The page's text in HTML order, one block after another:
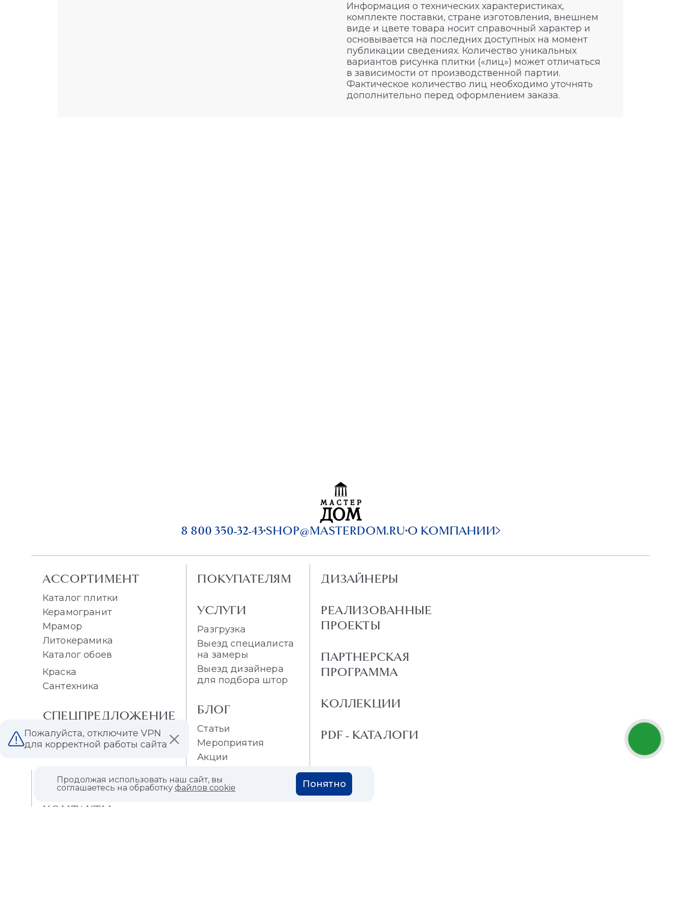
Информация о технических характеристиках,
комплекте поставки, стране изготовления, внешнем
виде и цвете товара носит справочный характер и
основывается на последних доступных на момент
публикации сведениях. Количество уникальных
вариантов рисунка плитки («лиц») может отличаться
в зависимости от производственной партии.
Фактическое количество лиц необходимо уточнять
дополнительно перед оформлением заказа.
8 800 350-32-43SHOP@MASTERDOM.RUО КОМПАНИИ
АССОРТИМЕНТ
Каталог плитки
Керамогранит
Мрамор
Литокерамика
Каталог обоев
Краска
Сантехника
СПЕЦПРЕДЛОЖЕНИЕ
Распродажа плитки
Распродажа обоев
ПОКУПАТЕЛЯМ
УСЛУГИ
Разгрузка
Выезд специалиста
на замеры
Выезд дизайнера
для подбора штор
БЛОГ
Статьи
Мероприятия
Акции
ДИЗАЙНЕРЫ
РЕАЛИЗОВАННЫЕ
ПРОЕКТЫ
ПАРТНЕРСКАЯ
ПРОГРАММА
КОЛЛЕКЦИИ
PDF - КАТАЛОГИ
О КОМПАНИИ
КОНТАКТЫ
Пожалуйста, отключите VPN
для корректной работы сайта
Продолжая использовать наш сайт, вы
соглашаетесь на обработку файлов cookie Понятно